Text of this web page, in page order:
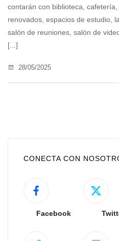
contarán con biblioteca,
renovados, espacios de estudio,
salón de reuniones, salón de
[...]
28/05/2025
CONECTA CON
Facebook